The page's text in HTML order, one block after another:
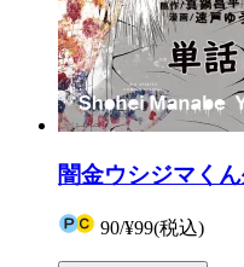
闇金ウシジマく
90/¥99(税込)